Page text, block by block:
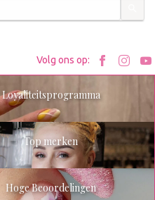
Volg ons op:
Bezoek
Loyaliteitsprogramma
Top merken
Hoge Beoordelingen